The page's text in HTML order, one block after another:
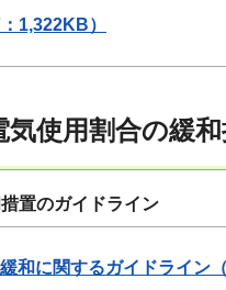
1,322KB）
使用割合の緩
置のガイドライン
和に関するガイドライン